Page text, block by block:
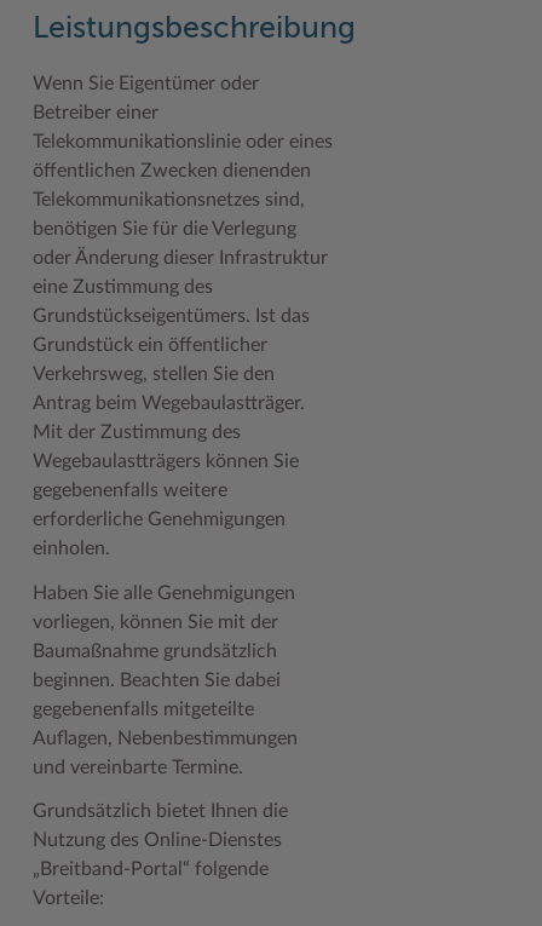
Geodatenportale (Kreiskarte)
Kontakt / Öffnungszeiten
Lebenslagen
Leistungen
Lexikon
Wo Sie uns finden
Wunsch-Kennzeichen ↗
Zuständigkeitsfinder SH ↗
Fotoarchiv
Klimaanpassungskonzept
Kreistag Sitzungskalender
Lokales Wetter
Newsletter
Social Media
Stellenangebote
Stormarninfo
Termine
Ukrainehilfe
Woche der Seelischen Gesundheit
#MeinStormarn
Karrieretag
Kreispräsident
Kreistag Sitzungskalender
Kreisverwaltung
Landrat
Sonderbereiche
Städte und Gemeinden
Wahlen im Kreis
Wappen und Geschichte
Wappenrolle
Was ist ein Kreis?
Zahlen, Daten, Fakten
Offene Stellen
Weiterbildung beim Kreis Stormarn
Wen wir suchen
Klimaschutz beim Kreis Stormarn
Stormarner Bündnis für bezahlbares Wohnen
Wirtschafts- und Aufbaugesellschaft Stormarn
Zahlen, Daten, Fakten
Kulturelle Einrichtungen
Naturschutzgebiete
Radwandern
Storchenhorste
Lieblingsplätze in der Metropolregion
Tourismus
Umlandscout Hamburg
Vereine und Gruppen
Wälder und Moore
Leistungsbeschreibung
Wenn Sie Eigentümer oder
Betreiber einer
Telekommunikationslinie oder eines
öffentlichen Zwecken dienenden
Telekommunikationsnetzes sind,
benötigen Sie für die Verlegung
oder Änderung dieser Infrastruktur
eine Zustimmung des
Grundstückseigentümers. Ist das
Grundstück ein öffentlicher
Verkehrsweg, stellen Sie den
Antrag beim Wegebaulastträger.
Mit der Zustimmung des
Wegebaulastträgers können Sie
gegebenenfalls weitere
erforderliche Genehmigungen
einholen.
Haben Sie alle Genehmigungen
vorliegen, können Sie mit der
Baumaßnahme grundsätzlich
beginnen. Beachten Sie dabei
gegebenenfalls mitgeteilte
Auflagen, Nebenbestimmungen
und vereinbarte Termine.
Grundsätzlich bietet Ihnen die
Nutzung des Online-Dienstes
„Breitband-Portal“ folgende
Vorteile: